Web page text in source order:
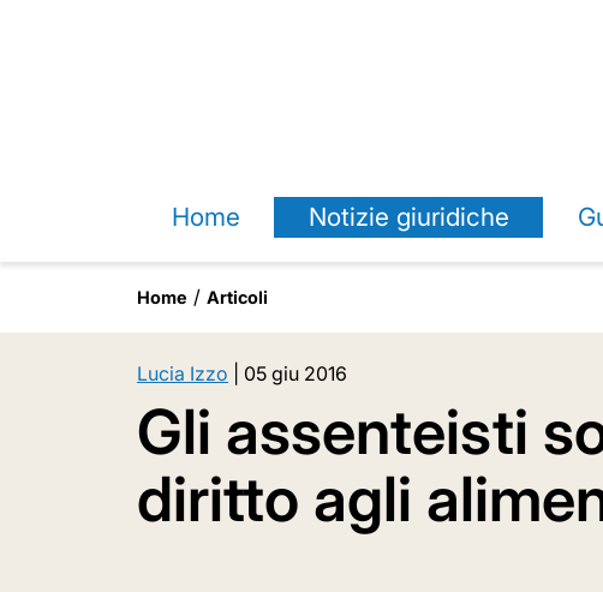
Home Notizie giuridiche
Home Articoli
Lucia Izzo 05 giu 2016
Gli assenteisti
diritto agli